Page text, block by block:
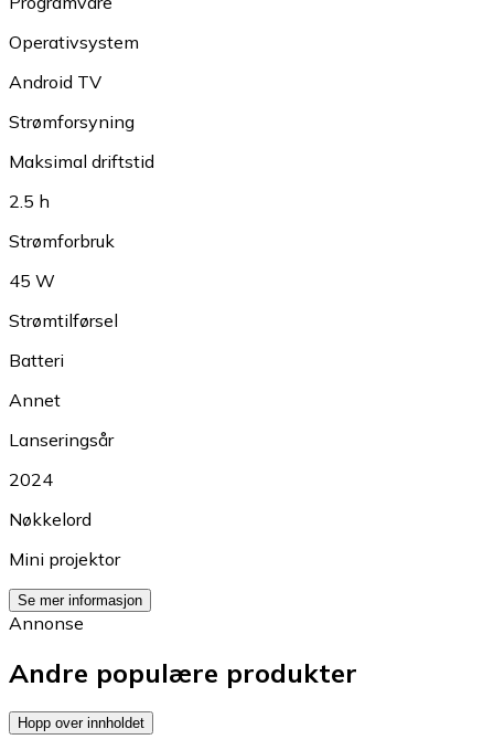
Operativsystem
Android TV
Strømforsyning
Maksimal driftstid
2.5 h
Strømforbruk
45 W
Strømtilførsel
Batteri
Annet
Lanseringsår
2024
Nøkkelord
Mini projektor
Se mer informasjon
Annonse
Andre populære produkter
Hopp over innholdet